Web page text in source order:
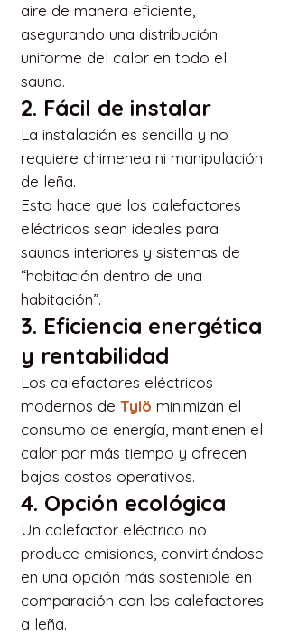
aire de manera eficiente,
asegurando una distribución
uniforme del calor en todo el
sauna.
2. Fácil de instalar
La instalación es sencilla y no
requiere chimenea ni manipulación
de leña.
Esto hace que los calefactores
eléctricos sean ideales para
saunas interiores y sistemas de
“habitación dentro de una
habitación”.
3. Eficiencia energética
y rentabilidad
Los calefactores eléctricos
modernos de Tylö minimizan el
consumo de energía, mantienen el
calor por más tiempo y ofrecen
bajos costos operativos.
4. Opción ecológica
Un calefactor eléctrico no
produce emisiones, convirtiéndose
en una opción más sostenible en
comparación con los calefactores
a leña.